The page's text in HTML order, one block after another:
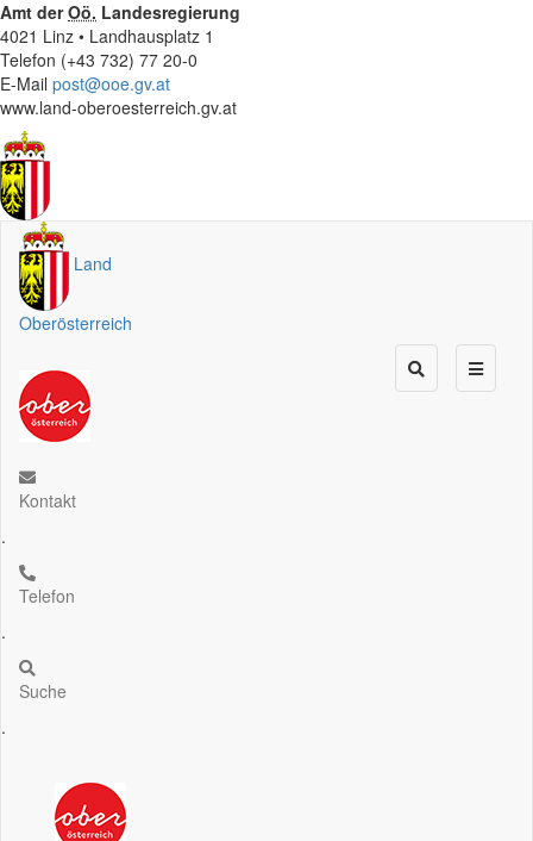
Amt derOö. Landesregierung
4021 Linz • Landhausplatz 1
Telefon (+43 732) 77 20-0
E-Mail post@ooe.gv.at
www.land-oberoesterreich.gv.at
Land
Oberösterreich
Kontakt
.
Telefon
.
Suche
.